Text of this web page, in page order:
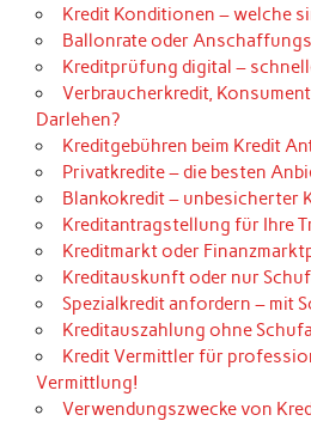
Kredit Konditionen – welche
Ballonrate oder
Kreditprüfung digital –
Verbraucherkredit,
Darlehen?
Kreditgebühren beim Kredit
Privatkredite – die besten
Blankokredit – unbesicherter
Kreditantragstellung für Ihre
Kreditmarkt oder
Kreditauskunft oder nur
Spezialkredit anfordern – mit
Kreditauszahlung ohne
Kredit Vermittler für
Vermittlung!
Verwendungszwecke von